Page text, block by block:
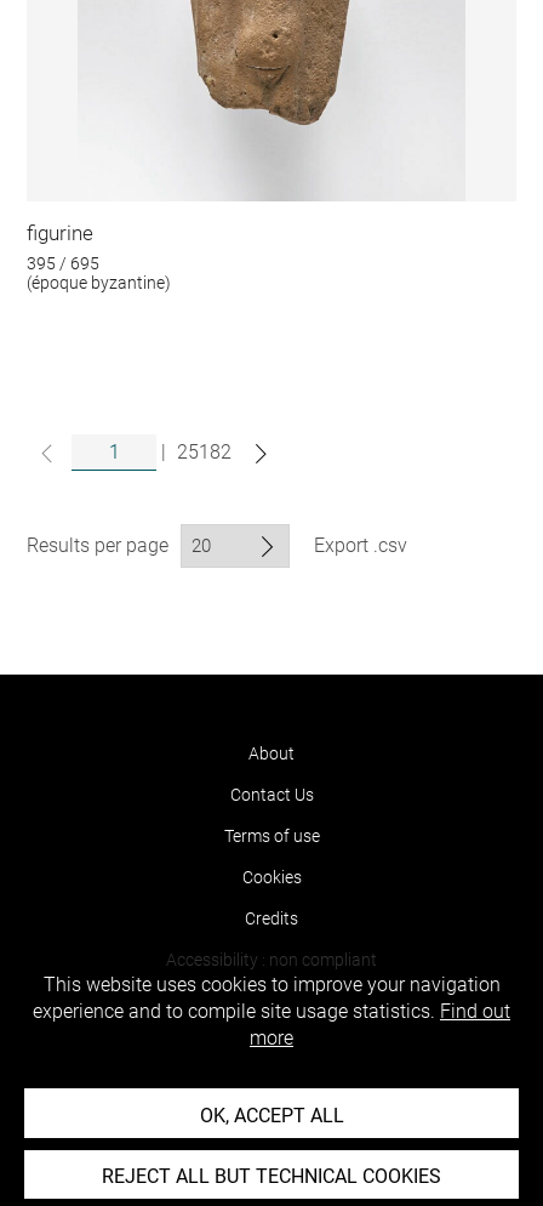
figurine
395 / 695
(époque byzantine)
| 25182
Results per page Export .csv
About
Contact Us
Terms of use
Cookies
Credits
Accessibility : non compliant
This website uses cookies to improve your navigation
experience and to compile site usage statistics. Find out
more
OK, ACCEPT ALL
REJECT ALL BUT TECHNICAL COOKIES